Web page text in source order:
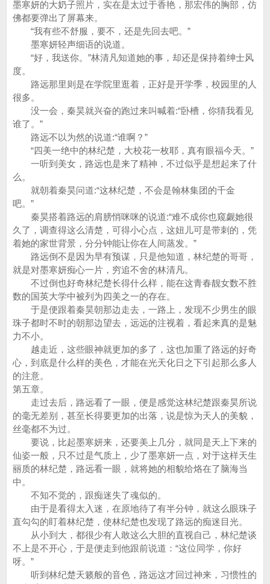
墨寒妍的大奶子照片，实在是太过于香艳，那宏伟的胸部，仿
佛都要弹出了屏幕来。
“我有些不舒服，要不，还是先回去吧。”
墨寒妍轻声细语的说道。
“好，我送你。”林清凡知道她的事，却还是保持着绅士风
度。
路远那里则是在学院里逛着，正好是开学季，校园里的人
很多。
没一会，秦昊就兴奋的跑过来叫喊着:“卧槽，你猜我看见
谁了。”
路远不以为然的说道:“谁啊？”
“四美一绝中的林纪楚，大校花一枚耶，真有眼福今天。”
一听到美女，路远也是来了精神，不过似乎是想起来了什
么。
就朝着秦昊问道:“这林纪楚，不会是翰林集团的千金
吧。”
秦昊搭着路远的肩膀悄咪咪的说道:“难不成你也窥觑她很
久了，调查得这么清楚，可得小心点，这妞儿可是带刺的，凭
着她的家世背景，分分钟能让你在人间蒸发。”
路远倒不是因为早有预谋，只是他知道，林纪楚的哥哥，
就是对墨寒妍痴心一片，穷追不舍的林清凡。
不过倒也好奇林纪楚长得什么样，能在这青春靓女数不胜
数的国英大学中被列为四美之一的存在。
于是便跟着秦昊朝那边走去，一路上，发现不少男生的眼
珠子都时不时的朝那边望去，远远的注视着，看起来真的是魅
力不小。
越走近，这些眼神就更加的多了，这也加重了路远的好奇
心，到底是什么样的美色，才能在光天化日之下引起那么多人
的注意。
第五章。
走过去后，路远看了一眼，便是感觉这林纪楚跟秦昊所说
的毫无差别，甚至长得要更加的出落，说是惊为天人的美貌，
丝毫都不为过。
要说，比起墨寒妍来，还要美上几分，就同是天上下来的
仙姿一般，只不过是气质上，少了墨寒妍一点，对于这样天生
丽质的林纪楚，路远看一眼，就将她的相貌给烙在了脑海当
中。
不知不觉的，跟痴迷失了魂似的。
由于是看得太入迷，在原地待了有半分钟，就这么眼珠子
直勾勾的盯着林纪楚，使林纪楚也发现了路远的痴迷目光。
从小到大，都很少有人敢这么大胆的直视自己，林纪楚谈
不上是不开心，于是便走到他跟前说道：“这位同学，你好
呀。”
听到林纪楚天籁般的音色，路远这才回过神来，习惯性的